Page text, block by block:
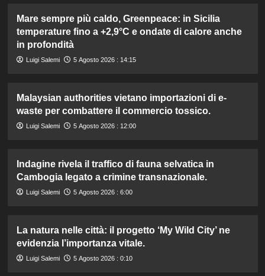
Mare sempre più caldo, Greenpeace: in Sicilia
temperature fino a +2,9°C e ondate di calore anche
in profondità
Luigi Salemi 5 Agosto 2026 : 14:15
Malaysian authorities vietano importazioni di e-
waste per combattere il commercio tossico.
Luigi Salemi 5 Agosto 2026 : 12:00
Indagine rivela il traffico di fauna selvatica in
Cambogia legato a crimine transnazionale.
Luigi Salemi 5 Agosto 2026 : 6:00
La natura nelle città: il progetto ‘My Wild City’ ne
evidenzia l’importanza vitale.
Luigi Salemi 5 Agosto 2026 : 0:10